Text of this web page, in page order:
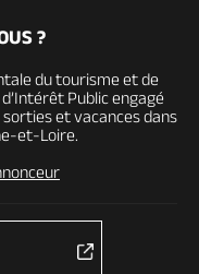
?
du tourisme et de
Public engagé
et vacances dans
et-Loire.